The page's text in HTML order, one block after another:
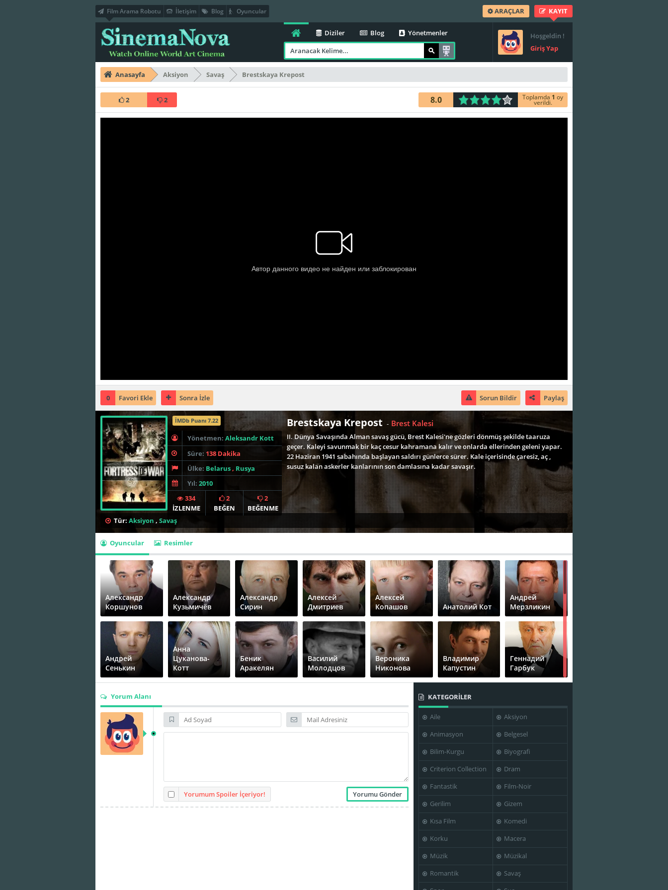
Film Arama Robotu İletişim Blog Oyuncular ARAÇLAR KAYIT
Hoşgeldin !
Giriş Yap
Diziler Blog Yönetmenler
Anasayfa Aksiyon Savaş Brestskaya Krepost
2 2 8.0 Toplamda 1 oy
verildi.
0 Favori Ekle Sonra İzle Paylaş
Sorun Bildir
İMDb Puanı 7.22
Yönetmen: Aleksandr Kott
Süre: 138 Dakika
Ülke: Belarus, Rusya
Yıl: 2010
334
İZLENME
2
BEĞEN
2
BEĞENME
Brestskaya Krepost - Brest Kalesi
II. Dünya Savaşında Alman savaş gücü, Brest Kalesi'ne gözleri dönmüş şekilde taaruza
geçer. Kaleyi savunmak bir kaç cesur kahramana kalır ve onlarda ellerinden geleni yapar.
22 Haziran 1941 sabahında başlayan saldırı günlerce sürer. Kale içerisinde çaresiz, aç ,
susuz kalan askerler kanlarının son damlasına kadar savaşır.
Tür: Aksiyon , Savaş
Oyuncular Resimler
Александр
Коршунов
Александр
Кузьмичёв
Александр
Сирин
Алексей
Дмитриев
Алексей
Копашов
Анатолий Кот
Андрей
Мерзликин
Андрей
Сенькин
Анна
Цуканова-
Котт
Беник
Аракелян
Василий
Молодцов
Вероника
Никонова
Владимир
Капустин
Геннадий
Гарбук
Денис Паршин
Джон
Баханбаев
Куличков
Евгений
Ивкович
Сангаджиев
Евгений
Иван Краско
Игорь
Денисов
Илья
Кирилл
Болтаев
Джабраилова
Костромыкин
Павел
Деревянко
Ринат
Ибрагимов
Yorum Alanı
Yorumum Spoiler İçeriyor!
KATEGORİLER
Aile
Aksiyon
Animasyon
Belgesel
Bilim-Kurgu
Biyografi
Criterion Collection
Dram
Fantastik
Film-Noir
Gerilim
Gizem
Kısa Film
Komedi
Korku
Macera
Müzik
Müzikal
Romantik
Savaş